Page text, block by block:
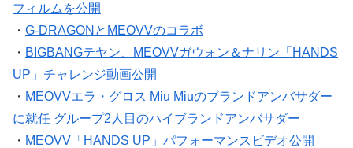
フィルムを公開
・ G-DRAGONとMEOVVのコラボ
・ BIGBANGテヤン、MEOVVガウォン＆ナリン「HANDS
UP」チャレンジ動画公開
・ MEOVVエラ・グロス Miu Miuのブランドアンバサダー
に就任 グループ2人目のハイブランドアンバサダー
・ MEOVV「HANDS UP」パフォーマンスビデオ公開